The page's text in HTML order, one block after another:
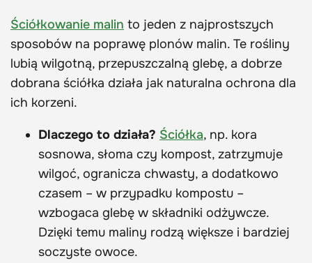
Ściółkowanie malin to jeden z najprostszych
sposobów na poprawę plonów malin. Te rośliny
lubią wilgotną, przepuszczalną glebę, a dobrze
dobrana ściółka działa jak naturalna ochrona dla
ich korzeni.
Dlaczego to działa? Ściółka, np. kora
sosnowa, słoma czy kompost, zatrzymuje
wilgoć, ogranicza chwasty, a dodatkowo
czasem – w przypadku kompostu –
wzbogaca glebę w składniki odżywcze.
Dzięki temu maliny rodzą większe i bardziej
soczyste owoce.